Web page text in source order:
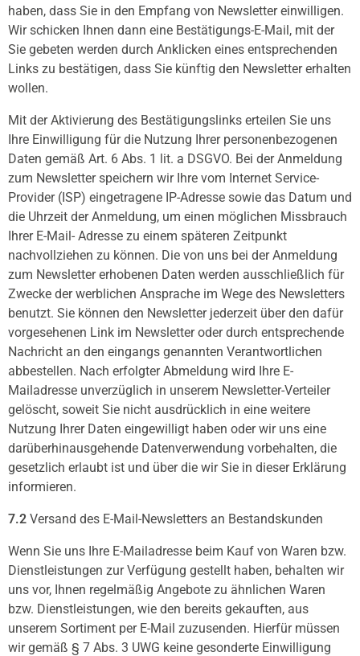
haben, dass Sie in den Empfang von Newsletter einwilligen.
Wir schicken Ihnen dann eine Bestätigungs-E-Mail, mit der
Sie gebeten werden durch Anklicken eines entsprechenden
Links zu bestätigen, dass Sie künftig den Newsletter erhalten
wollen.
Mit der Aktivierung des Bestätigungslinks erteilen Sie uns
Ihre Einwilligung für die Nutzung Ihrer personenbezogenen
Daten gemäß Art. 6 Abs. 1 lit. a DSGVO. Bei der Anmeldung
zum Newsletter speichern wir Ihre vom Internet Service-
Provider (ISP) eingetragene IP-Adresse sowie das Datum und
die Uhrzeit der Anmeldung, um einen möglichen Missbrauch
Ihrer E-Mail- Adresse zu einem späteren Zeitpunkt
nachvollziehen zu können. Die von uns bei der Anmeldung
zum Newsletter erhobenen Daten werden ausschließlich für
Zwecke der werblichen Ansprache im Wege des Newsletters
benutzt. Sie können den Newsletter jederzeit über den dafür
vorgesehenen Link im Newsletter oder durch entsprechende
Nachricht an den eingangs genannten Verantwortlichen
abbestellen. Nach erfolgter Abmeldung wird Ihre E-
Mailadresse unverzüglich in unserem Newsletter-Verteiler
gelöscht, soweit Sie nicht ausdrücklich in eine weitere
Nutzung Ihrer Daten eingewilligt haben oder wir uns eine
darüberhinausgehende Datenverwendung vorbehalten, die
gesetzlich erlaubt ist und über die wir Sie in dieser Erklärung
informieren.
7.2 Versand des E-Mail-Newsletters an Bestandskunden
Wenn Sie uns Ihre E-Mailadresse beim Kauf von Waren bzw.
Dienstleistungen zur Verfügung gestellt haben, behalten wir
uns vor, Ihnen regelmäßig Angebote zu ähnlichen Waren
bzw. Dienstleistungen, wie den bereits gekauften, aus
unserem Sortiment per E-Mail zuzusenden. Hierfür müssen
wir gemäß § 7 Abs. 3 UWG keine gesonderte Einwilligung